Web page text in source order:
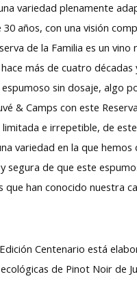
variedad plenamente
años, con una visión
de la Familia es un
más de cuatro
sin dosaje, algo
& Camps con este
limitada e irrepetible, de
variedad en la que
segura de que este
que han conocido nuestra
Centenario está
de Pinot Noir de